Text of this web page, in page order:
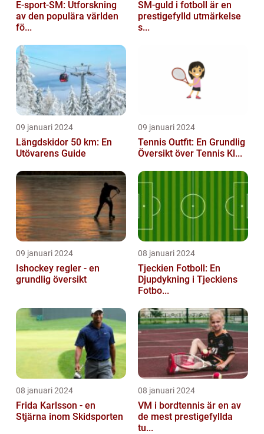
E-sport-SM: Utforskning
av den populära världen
fö...
SM-guld i fotboll är en
prestigefylld utmärkelse
s...
09 januari 2024
Längdskidor 50 km: En
Utövarens Guide
09 januari 2024
Tennis Outfit: En Grundlig
Översikt över Tennis Kl...
09 januari 2024
Ishockey regler - en
grundlig översikt
08 januari 2024
Tjeckien Fotboll: En
Djupdykning i Tjeckiens
Fotbo...
08 januari 2024
Frida Karlsson - en
Stjärna inom Skidsporten
08 januari 2024
VM i bordtennis är en av
de mest prestigefyllda
tu...